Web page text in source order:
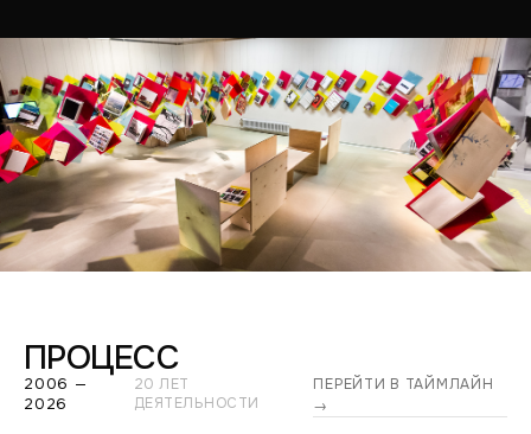
ПРОЦЕСС
2006 —
2026
20 ЛЕТ
ДЕЯТЕЛЬНОСТИ
ПЕРЕЙТИ В ТАЙМЛАЙН
→